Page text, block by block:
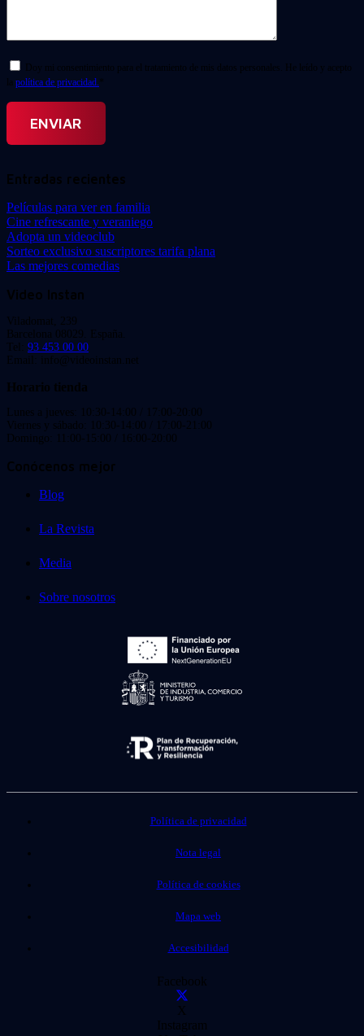
Doy mi consentimiento para el tratamiento de mis datos personales. He leído y acepto
la política de privacidad. *
Entradas recientes
Películas para ver en familia
Cine refrescante y veraniego
Adopta un videoclub
Sorteo exclusivo suscriptores tarifa plana
Las mejores comedias
Video Instan
Viladomat, 239
Barcelona 08029. España.
Tel: 93 453 00 00
Email: info@videoinstan.net
Horario tienda
Lunes a jueves: 10:30-14:00 / 17:00-20:00
Viernes y sábado: 10:30-14:00 / 17:00-21:00
Domingo: 11:00-15:00 / 16:00-20:00
Conócenos mejor
Blog
La Revista
Media
Sobre nosotros
Política de privacidad
Nota legal
Política de cookies
Mapa web
Accesibilidad
Facebook
X
Instagram